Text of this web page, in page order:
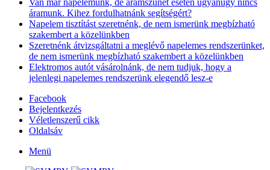
Van már napelemünk, de áramszünet esetén ugyanúgy nincs
áramunk. Kihez fordulhatnánk segítségért?
Napelem tisztítást szeretnénk, de nem ismerünk megbízható
szakembert a közelünkben
Szeretnénk átvizsgáltatni a meglévő napelemes rendszerünket,
de nem ismerünk megbízható szakembert a közelünkben
Elektromos autót vásárolnánk, de nem tudjuk, hogy a
jelenlegi napelemes rendszerünk elegendő lesz-e
Facebook
Bejelentkezés
Véletlenszerű cikk
Oldalsáv
Menü